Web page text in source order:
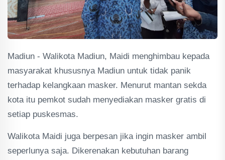
Madiun - Walikota Madiun, Maidi menghimbau kepada
masyarakat khususnya Madiun untuk tidak panik
terhadap kelangkaan masker. Menurut mantan sekda
kota itu pemkot sudah menyediakan masker gratis di
setiap puskesmas.
Walikota Maidi juga berpesan jika ingin masker ambil
seperlunya saja. Dikerenakan kebutuhan barang